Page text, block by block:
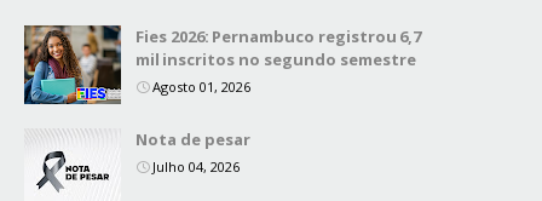
Fies 2026: Pernambuco registrou 6,7
mil inscritos no segundo semestre
Agosto 01, 2026
Nota de pesar
Julho 04, 2026